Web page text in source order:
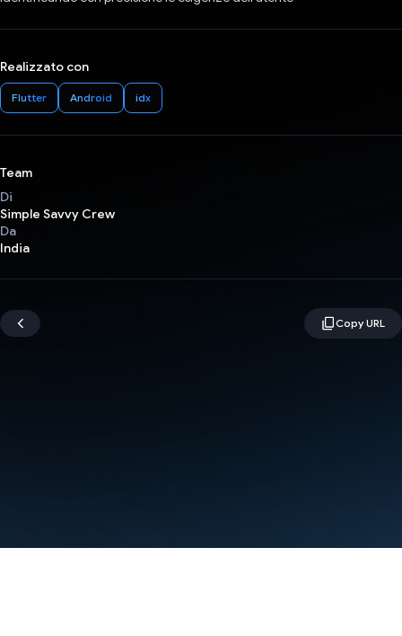
Realizzato con
Flutter Android idx
Team
Di
Simple Savvy Crew
Da
India